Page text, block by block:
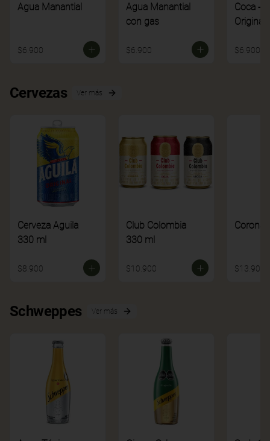
Agua Manantial
$6.900
Agua Manantial
con gas
$6.900
Coca -
Original
$6.900
Cervezas Ver más
Cerveza Aguila
330 ml
$8.900
Club Colombia
330 ml
$10.900
Corona
$13.900
Schweppes Ver más